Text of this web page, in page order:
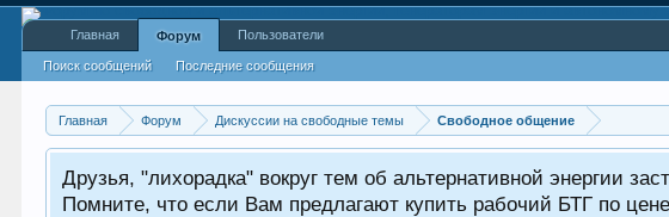
Главная Форум Дискуссии на свободные темы Свободное общение
Друзья, "лихорадка" вокруг тем об альтернативной энергии
Помните, что если Вам предлагают купить рабочий БТГ по
Главная Форум
Поиск сообщений Последние сообщения
Пользователи